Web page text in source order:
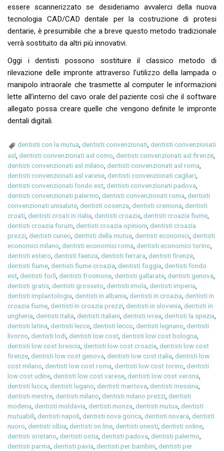
essere scannerizzato se desideriamo avvalerci della nuova
tecnologia CAD/CAD dentale per la costruzione di protesi
dentarie, è presumibile che a breve questo metodo tradizionale
verrà sostituito da altri più innovativi.
Oggi i dentisti possono sostituire il classico metodo di
rilevazione delle impronte attraverso l’utilizzo della lampada o
manipolo intraorale che trasmette al computer le informazioni
lette all’interno del cavo orale del paziente così che il software
allegato possa creare quelle che vengono definite le impronte
dentali digitali.
dentisti con la mutua,dentisti convenzionati,dentisti convenzionati
asl ,dentisti convenzionati asl como ,dentisti convenzionati asl firenze
dentisti convenzionati asl milano ,dentisti convenzionati asl roma
dentisti convenzionati asl varese ,dentisti convenzionati cagliari
dentisti convenzionati fondo est ,dentisti convenzionati padova
dentisti convenzionati palermo ,dentisti convenzionati roma ,dentisti
convenzionati unisalute ,dentisti cosenza ,dentisti cremona ,dentisti
croati ,dentisti croati in italia ,dentisti croazia ,dentisti croazia fiume
dentisti croazia forum ,dentisti croazia opinioni ,dentisti croazia
prezzi ,dentisti cuneo ,dentisti della mutua ,dentisti economici ,dentisti
economici milano ,dentisti economici roma ,dentisti economici torino
dentisti estero ,dentisti faenza ,dentisti ferrara ,dentisti firenze
dentisti fiume ,dentisti fiume croazia ,dentisti foggia ,dentisti fondo
est ,dentisti forlì ,dentisti frosinone ,dentisti gallarate ,dentisti genova
dentisti gratis ,dentisti grosseto ,dentisti imola ,dentisti imperia
dentisti implantologia ,dentisti in albania ,dentisti in croazia ,dentisti in
croazia fiume ,dentisti in croazia prezzi ,dentisti in slovenia ,dentisti in
ungheria ,dentisti italia ,dentisti italiani ,dentisti ivrea ,dentisti la spezia
dentisti latina ,dentisti lecce ,dentisti lecco ,dentisti legnano ,dentisti
livorno ,dentisti lodi ,dentisti low cost ,dentisti low cost bologna
dentisti low cost brescia ,dentisti low cost croazia ,dentisti low cost
firenze ,dentisti low cost genova ,dentisti low cost italia ,dentisti low
cost milano ,dentisti low cost roma ,dentisti low cost torino ,dentisti
low cost udine ,dentisti low cost varese ,dentisti low cost verona
dentisti lucca ,dentisti lugano ,dentisti mantova ,dentisti messina
dentisti mestre ,dentisti milano ,dentisti milano prezzi ,dentisti
modena ,dentisti moldavia ,dentisti monza ,dentisti mutua ,dentisti
mutuabili ,dentisti napoli ,dentisti nova gorica ,dentisti novara ,dentisti
nuoro ,dentisti olbia ,dentisti on line ,dentisti onesti ,dentisti online
dentisti oristano ,dentisti ostia ,dentisti padova ,dentisti palermo
dentisti parma ,dentisti pavia ,dentisti per bambini ,dentisti per